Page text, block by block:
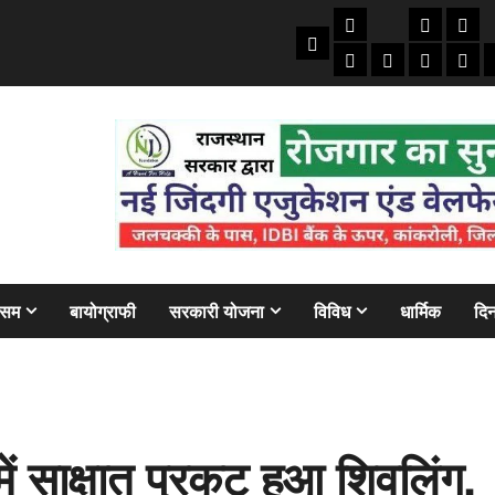
Home
तकनीकी
ऑटो
मोबाइल
क्राइम/
अजबबैंक
बायोग्राफी सरकारी योजना विविध धार्मिक
साक्षात प्रकट हुआ शिवलिंग,